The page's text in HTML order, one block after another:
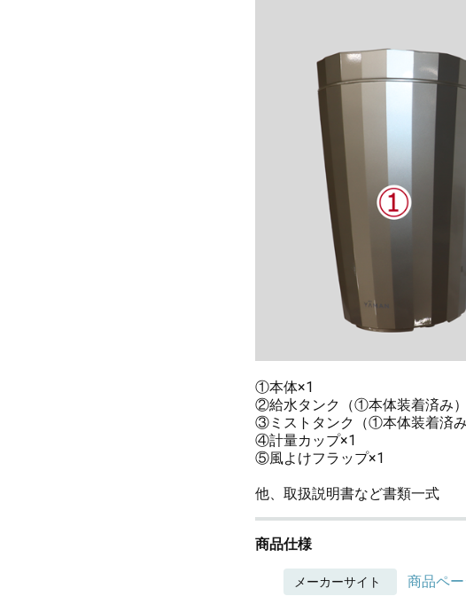
①本体×1
②給水タンク（①本体装着済み
③ミストタンク（①本体装着済
④計量カップ×1
⑤風よけフラップ×1
他、取扱説明書など書類一式
商品仕様
メーカーサイト 商品ペ